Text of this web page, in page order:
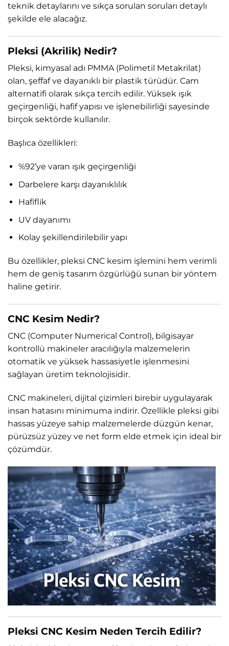
teknik detaylarını ve sıkça sorulan soruları detaylı
şekilde ele alacağız.
Pleksi (Akrilik) Nedir?
Pleksi, kimyasal adı PMMA (Polimetil Metakrilat)
olan, şeffaf ve dayanıklı bir plastik türüdür. Cam
alternatifi olarak sıkça tercih edilir. Yüksek ışık
geçirgenliği, hafif yapısı ve işlenebilirliği sayesinde
birçok sektörde kullanılır.
Başlıca özellikleri:
%92’ye varan ışık geçirgenliği
Darbelere karşı dayanıklılık
Hafiflik
UV dayanımı
Kolay şekillendirilebilir yapı
Bu özellikler, pleksi CNC kesim işlemini hem verimli
hem de geniş tasarım özgürlüğü sunan bir yöntem
haline getirir.
CNC Kesim Nedir?
CNC (Computer Numerical Control), bilgisayar
kontrollü makineler aracılığıyla malzemelerin
otomatik ve yüksek hassasiyetle işlenmesini
sağlayan üretim teknolojisidir.
CNC makineleri, dijital çizimleri birebir uygulayarak
insan hatasını minimuma indirir. Özellikle pleksi gibi
hassas yüzeye sahip malzemelerde düzgün kenar,
pürüzsüz yüzey ve net form elde etmek için ideal bir
çözümdür.
Pleksi CNC Kesim Neden Tercih Edilir?